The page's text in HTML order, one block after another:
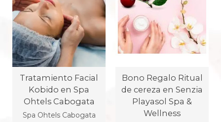
Tratamiento Facial
Kobido en Spa
Ohtels Cabogata
Spa Ohtels Cabogata
Bono Regalo Ritual
de cereza en Senzia
Playasol Spa &
Wellness